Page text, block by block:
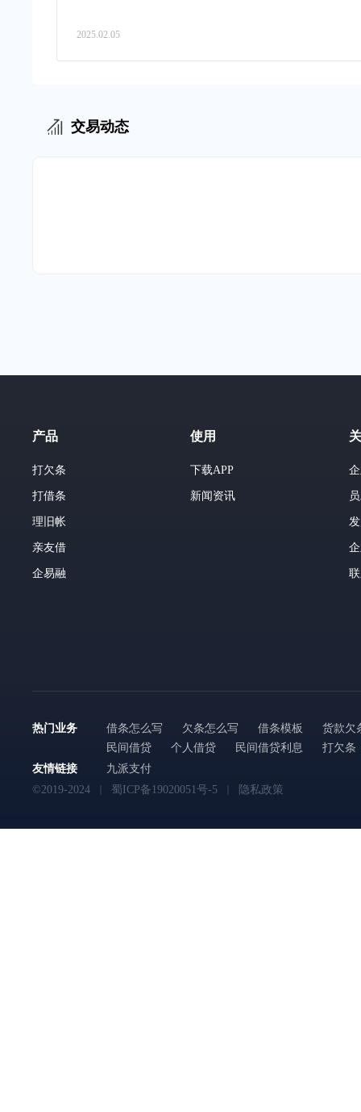
2025.02.05
交易动态
产品
打欠条
打借条
理旧帐
亲友借
企易融
使用
下载APP
新闻资讯
热门业务 借条怎么写 欠条怎么写 借条模板
货款欠
民间借贷
个人借贷 民间借贷利息
打欠条
友情链接
九派支付
©2019-2024
蜀ICP备19020051号-5 隐私政策